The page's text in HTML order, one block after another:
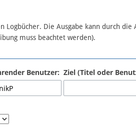
Die Ausgabe kann durch die
muss beachtet werden).
Benutzer: Ziel (Titel oder